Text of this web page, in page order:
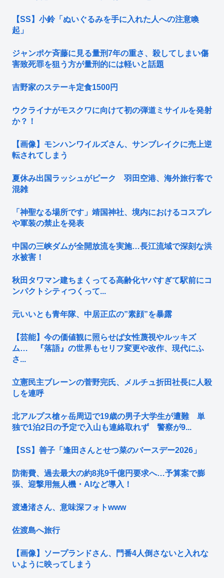
【SS】小鈴「ぬいぐるみを手に入れた人への注意喚
起」
ジャンポケ斉藤に見る量刑7年の重さ、殺してしまい傷
害致死罪を狙う方が量刑的には軽いと話題
吉野家のステーキ定食1500円
ウクライナがモスクワに向けて初の弾道ミサイルを発射
か？！
【画像】モンハンワイルズさん、サンブレイクに売上逆
転されてしまう
夏休み出国ラッシュがピーク 羽田空港、海外旅行客で
混雑
「神聖なる場所です」靖国神社、境内におけるコスプレ
や軍装の禁止を発表
中国の三峡ダムが全開放流を実施…長江流域で深刻な洪
水被害！
秋田タワマン建ちまくってる高齢化ヤバすぎて駅前にコ
ンパクトシティつくって...
元いいとも青年隊、中居正広の”素顔”を暴露
【芸能】今の価値観に照らせば女性蔑視やルッキズ
ム… 『落語』の世界もセリフ変更や改作、現代にふ
さ...
立憲民主ブレーンの菅野完氏、メルチュ折田社長に人殺
しを連呼
北アルプス槍ヶ岳周辺で19歳の男子大学生が遭難 単
独で1泊2日の予定で入山も連絡取れず 警察が9...
【SS】善子「逢田さんとせつ菜のバースデー2026」
防衛費、過去最大の約8兆9千億円要求へ…予算案で膨
張、迎撃用無人機・AIなど導入！
渡邊渚さん、意味深フォトwww
佐渡島へ旅行
【画像】ソープランドさん、門番4人倒さないと入れな
いように映ってしまう